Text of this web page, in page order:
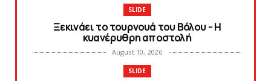
SLIDE
Ξεκινάει το τουρνουά του Βόλου - H
κυανέρυθρη αποστολή
August 10, 2026
SLIDE